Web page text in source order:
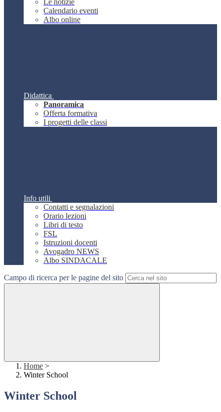
Le notizie
Calendario eventi
Albo online
Didattica
Panoramica
Offerta formativa
I progetti delle classi
Info utili
Contatti e segnalazioni
Orario lezioni
Libri di testo
FSL
Istruzioni docenti
Avogadro NEWS
Albo SINDACALE
Campo di ricerca per le pagine del sito
Home >
Winter School
Winter School